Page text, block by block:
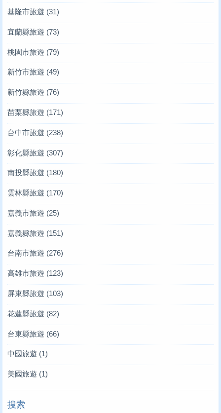
基隆市旅遊 (31)
宜蘭縣旅遊 (73)
桃園市旅遊 (79)
新竹市旅遊 (49)
新竹縣旅遊 (76)
苗栗縣旅遊 (171)
台中市旅遊 (238)
彰化縣旅遊 (307)
南投縣旅遊 (180)
雲林縣旅遊 (170)
嘉義市旅遊 (25)
嘉義縣旅遊 (151)
台南市旅遊 (276)
高雄市旅遊 (123)
屏東縣旅遊 (103)
花蓮縣旅遊 (82)
台東縣旅遊 (66)
中國旅遊 (1)
美國旅遊 (1)
搜索